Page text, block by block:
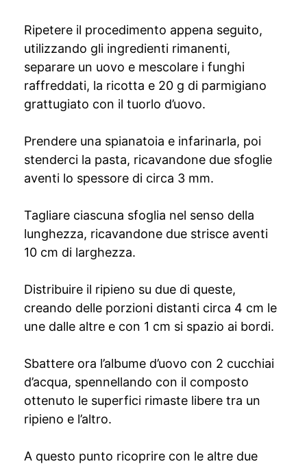
Ripetere il procedimento appena seguito,
utilizzando gli ingredienti rimanenti,
separare un uovo e mescolare i funghi
raffreddati, la ricotta e 20 g di parmigiano
grattugiato con il tuorlo d’uovo.
Prendere una spianatoia e infarinarla, poi
stenderci la pasta, ricavandone due sfoglie
aventi lo spessore di circa 3 mm.
Tagliare ciascuna sfoglia nel senso della
lunghezza, ricavandone due strisce aventi
10 cm di larghezza.
Distribuire il ripieno su due di queste,
creando delle porzioni distanti circa 4 cm le
une dalle altre e con 1 cm si spazio ai bordi.
Sbattere ora l’albume d’uovo con 2 cucchiai
d’acqua, spennellando con il composto
ottenuto le superfici rimaste libere tra un
ripieno e l’altro.
A questo punto ricoprire con le altre due